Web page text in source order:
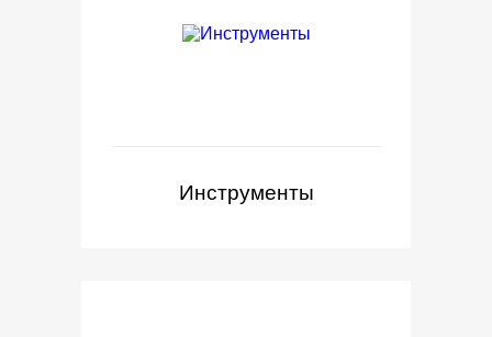
Инструменты